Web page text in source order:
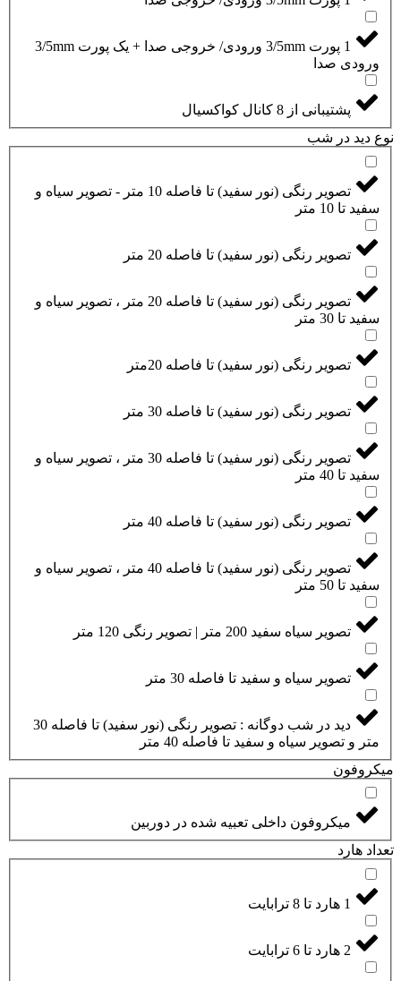
1 پورت 3/5mm ورودی/ خروجی صدا + یک پورت 3/5mm
ورودی صدا
پشتیبانی از 8 کانال کواکسیال
نوع دید در شب
تصویر رنگی (نور سفید) تا فاصله 10 متر - تصویر سیاه و
سفید تا 10 متر
تصویر رنگی (نور سفید) تا فاصله 20 متر
تصویر رنگی (نور سفید) تا فاصله 20 متر ، تصویر سیاه و
سفید تا 30 متر
تصویر رنگی (نور سفید) تا فاصله 20متر
تصویر رنگی (نور سفید) تا فاصله 30 متر
تصویر رنگی (نور سفید) تا فاصله 30 متر ، تصویر سیاه و
سفید تا 40 متر
تصویر رنگی (نور سفید) تا فاصله 40 متر
تصویر رنگی (نور سفید) تا فاصله 40 متر ، تصویر سیاه و
سفید تا 50 متر
تصویر سیاه سفید 200 متر | تصویر رنگی 120 متر
تصویر سیاه و سفید تا فاصله 30 متر
دید در شب دوگانه : تصویر رنگی (نور سفید) تا فاصله 30
متر و تصویر سیاه و سفید تا فاصله 40 متر
میکروفون
میکروفون داخلی تعبیه شده در دوربین
تعداد هارد
1 هارد تا 8 ترابایت
2 هارد تا 6 ترابایت